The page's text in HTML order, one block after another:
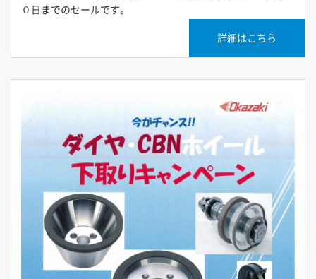
０日までのセールです。
詳細はこちら